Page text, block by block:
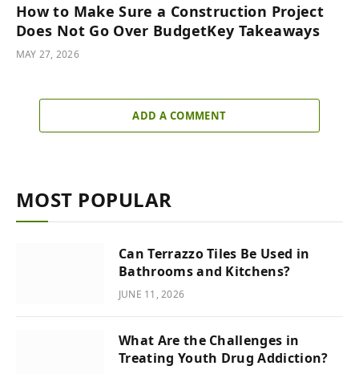
How to Make Sure a Construction Project
Does Not Go Over BudgetKey Takeaways
MAY 27, 2026
ADD A COMMENT
MOST POPULAR
Can Terrazzo Tiles Be Used in
Bathrooms and Kitchens?
JUNE 11, 2026
What Are the Challenges in
Treating Youth Drug Addiction?